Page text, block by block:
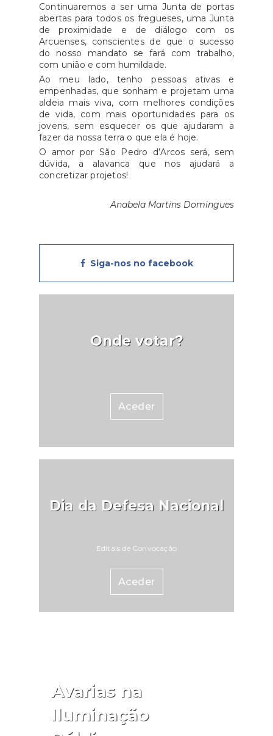
Continuaremos a ser uma Junta de portas
abertas para todos os fregueses, uma Junta
de proximidade e de diálogo com os
Arcuenses, conscientes de que o sucesso
do nosso mandato se fará com trabalho,
com união e com humildade.
Ao meu lado, tenho pessoas ativas e
empenhadas, que sonham e projetam uma
aldeia mais viva, com melhores condições
de vida, com mais oportunidades para os
jovens, sem esquecer os que ajudaram a
fazer da nossa terra o que ela é hoje.
O amor por São Pedro d’Arcos será, sem
dúvida, a alavanca que nos ajudará a
concretizar projetos!
Anabela Martins Domingues
Siga-nos no facebook
Onde votar?
Aceder
Dia da Defesa Nacional
Editais de Convocação
Aceder
Avarias na
Iluminação